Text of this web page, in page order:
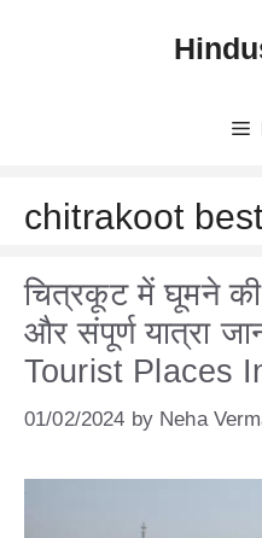
chitrakoot
चित्रकूट में घूमने
और संपूर्ण यात्रा
Tourist Places
01/02/2024 by Neha